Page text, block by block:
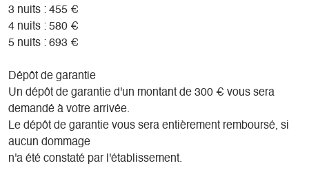
3 nuits : 455 €
4 nuits : 580 €
5 nuits : 693 €
Dépôt de garantie
Un dépôt de garantie d'un montant de 300 € vous sera
demandé à votre arrivée.
Le dépôt de garantie vous sera entièrement remboursé, si
aucun dommage
n'a été constaté par l'établissement.